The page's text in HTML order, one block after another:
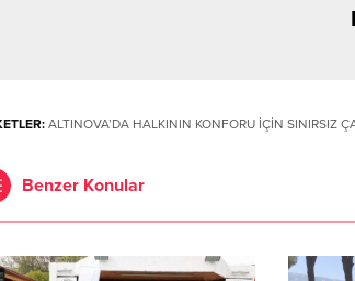
ALTINOVA’DA HALKININ KONFORU İÇİN SINIRSIZ
Benzer Konular